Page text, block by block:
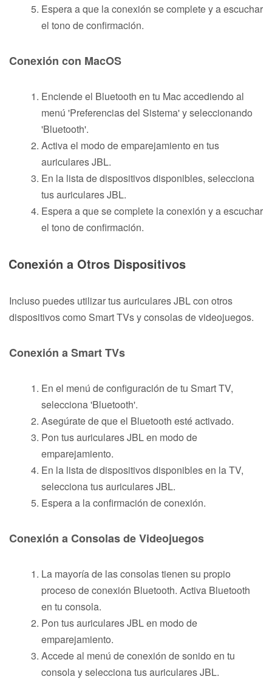
Espera a que la conexión se complete y a escuchar
el tono de confirmación.
Conexión con MacOS
Enciende el Bluetooth en tu Mac accediendo al
menú 'Preferencias del Sistema' y seleccionando
'Bluetooth'.
Activa el modo de emparejamiento en tus
auriculares JBL.
En la lista de dispositivos disponibles, selecciona
tus auriculares JBL.
Espera a que se complete la conexión y a escuchar
el tono de confirmación.
Conexión a Otros Dispositivos
Incluso puedes utilizar tus auriculares JBL con otros
dispositivos como Smart TVs y consolas de videojuegos.
Conexión a Smart TVs
En el menú de configuración de tu Smart TV,
selecciona 'Bluetooth'.
Asegúrate de que el Bluetooth esté activado.
Pon tus auriculares JBL en modo de
emparejamiento.
En la lista de dispositivos disponibles en la TV,
selecciona tus auriculares JBL.
Espera a la confirmación de conexión.
Conexión a Consolas de Videojuegos
La mayoría de las consolas tienen su propio
proceso de conexión Bluetooth. Activa Bluetooth
en tu consola.
Pon tus auriculares JBL en modo de
emparejamiento.
Accede al menú de conexión de sonido en tu
consola y selecciona tus auriculares JBL.